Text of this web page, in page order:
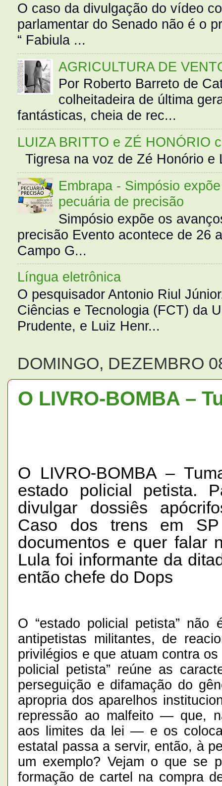
O caso da divulgação do vídeo
parlamentar do Senado não é o
“ Fabiula ...
AGRICULTURA DE
Por Roberto Barreto de
colheitadeira de última
fantásticas, cheia de rec...
LUIZA BRITTO e ZÉ HONÓRIO
Tigresa na voz de Zé Honório
Embrapa - Simpósio
pecuária de precisão
Simpósio expõe os
precisão Evento acontece de 26
Campo G...
Língua eletrônica
O pesquisador Antonio Riul
Ciências e Tecnologia (FCT) da
Prudente, e Luiz Henr...
DOMINGO, DEZEMBRO
O LIVRO-BOMBA –
O LIVRO-BOMBA –
estado policial petista.
divulgar dossiês
Caso dos trens em
documentos e quer falar
Lula foi informante da
então chefe do Dops
O “estado policial petista”
antipetistas militantes, de
privilégios e que atuam contra
policial petista” reúne as
perseguição e difamação do
apropria dos aparelhos
repressão ao malfeito — que,
aos limites da lei — e os
estatal passa a servir, então, à
um exemplo? Vejam o que se
formação de cartel na compra